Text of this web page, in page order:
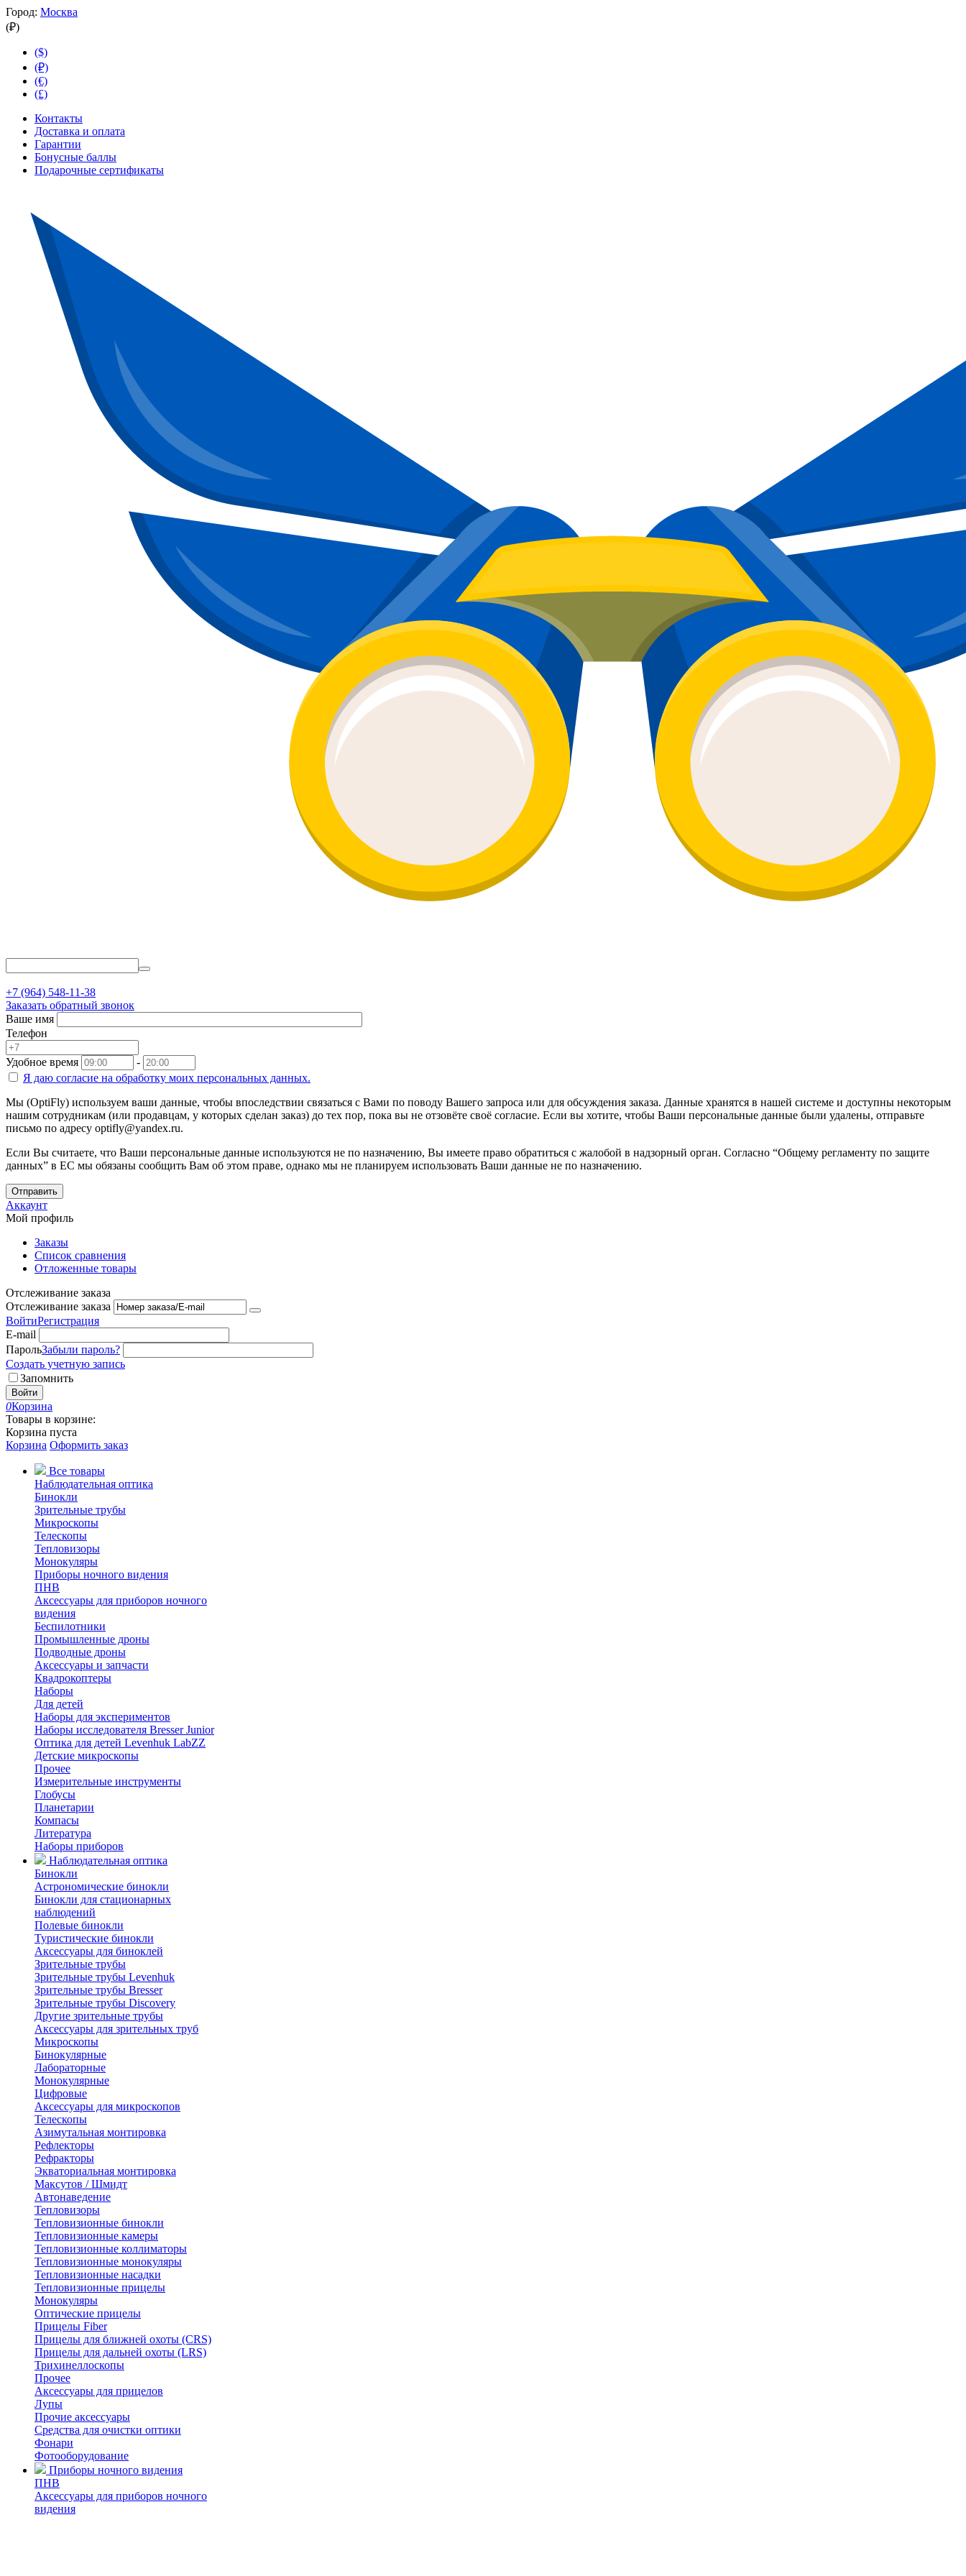
Город: Москва
(₽)
($)
(₽)
(€)
(£)
Контакты
Доставка и оплата
Гарантии
Бонусные баллы
Подарочные сертификаты
+7 (964) 548-11-38
Заказать обратный звонок
Ваше имя
Телефон
Удобное время
-
Я даю согласие на обработку моих персональных данных.
Мы (OptiFly) используем ваши данные, чтобы впоследствии связаться с Вами по поводу Вашего запроса или для обсуждения заказа. Данные хранятся в нашей системе и доступны некоторым
нашим сотрудникам (или продавцам, у которых сделан заказ) до тех пор, пока вы не отзовёте своё согласие. Если вы хотите, чтобы Ваши персональные данные были удалены, отправьте
письмо по адресу optifly@yandex.ru.
Если Вы считаете, что Ваши персональные данные используются не по назначению, Вы имеете право обратиться с жалобой в надзорный орган. Согласно “Общему регламенту по защите
данных” в ЕС мы обязаны сообщить Вам об этом праве, однако мы не планируем использовать Ваши данные не по назначению.
Отправить
Аккаунт
Мой профиль
Заказы
Список сравнения
Отложенные товары
Отслеживание заказа
Отслеживание заказа
ВойтиРегистрация
E-mail
ПарольЗабыли пароль?
Создать учетную запись
Запомнить
Войти
0Корзина
Товары в корзине:
Корзина пуста
Корзина Оформить заказ
Все товары
Наблюдательная оптика
Бинокли
Зрительные трубы
Микроскопы
Телескопы
Тепловизоры
Монокуляры
Приборы ночного видения
ПНВ
Аксессуары для приборов ночного
видения
Беспилотники
Промышленные дроны
Подводные дроны
Аксессуары и запчасти
Квадрокоптеры
Наборы
Для детей
Наборы для экспериментов
Наборы исследователя Bresser Junior
Оптика для детей Levenhuk LabZZ
Детские микроскопы
Прочее
Измерительные инструменты
Глобусы
Планетарии
Компасы
Литература
Наборы приборов
Наблюдательная оптика
Бинокли
Астрономические бинокли
Бинокли для стационарных
наблюдений
Полевые бинокли
Туристические бинокли
Аксессуары для биноклей
Зрительные трубы
Зрительные трубы Levenhuk
Зрительные трубы Bresser
Зрительные трубы Discovery
Другие зрительные трубы
Аксессуары для зрительных труб
Микроскопы
Бинокулярные
Лабораторные
Монокулярные
Цифровые
Аксессуары для микроскопов
Телескопы
Азимутальная монтировка
Рефлекторы
Рефракторы
Экваториальная монтировка
Максутов / Шмидт
Автонаведение
Тепловизоры
Тепловизионные бинокли
Тепловизионные камеры
Тепловизионные коллиматоры
Тепловизионные монокуляры
Тепловизионные насадки
Тепловизионные прицелы
Монокуляры
Оптические прицелы
Прицелы Fiber
Прицелы для ближней охоты (CRS)
Прицелы для дальней охоты (LRS)
Трихинеллоскопы
Прочее
Аксессуары для прицелов
Лупы
Прочие аксессуары
Средства для очистки оптики
Фонари
Фотооборудование
Приборы ночного видения
ПНВ
Аксессуары для приборов ночного
видения